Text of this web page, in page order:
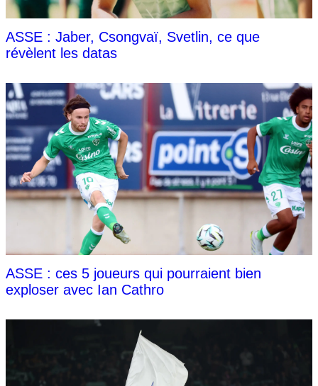
ASSE : Jaber, Csongvaï, Svetlin, ce que
révèlent les datas
ASSE : ces 5 joueurs qui pourraient bien
exploser avec Ian Cathro